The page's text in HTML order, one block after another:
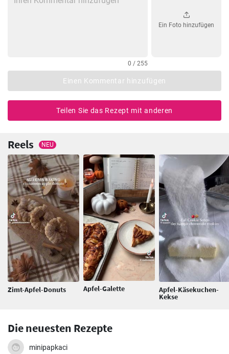
0 / 255
Ein Foto hinzufügen
Einen Kommentar hinzufügen
Teilen Sie das Rezept mit anderen
Reels NEU
Zimt-Apfel-Donuts Apfel-Galette Apfel-Käsekuchen-
Kekse
Die neuesten Rezepte
minipapkaci